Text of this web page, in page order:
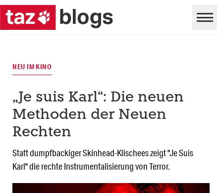
NEU IM KINO
„Je suis Karl“: Die neuen
Methoden der Neuen
Rechten
Statt dumpfbackiger Skinhead-Klischees zeigt "Je Suis
Karl" die rechte Instrumentalisierung von Terror.